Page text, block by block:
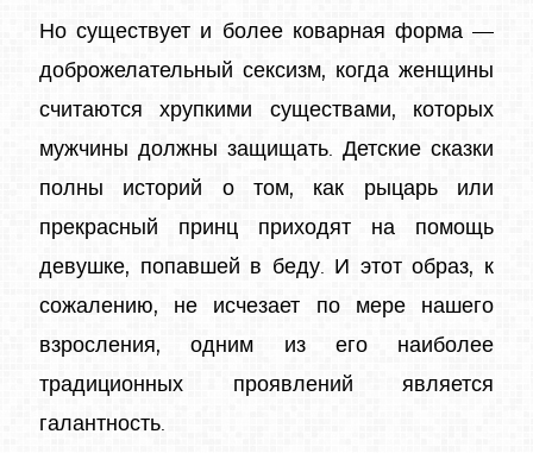
Но существует и более коварная форма —
доброжелательный сексизм, когда женщины
считаются хрупкими существами, которых
мужчины должны защищать. Детские сказки
полны историй о том, как рыцарь или
прекрасный принц приходят на помощь
девушке, попавшей в беду. И этот образ, к
сожалению, не исчезает по мере нашего
взросления, одним из его наиболее
традиционных проявлений является
галантность.